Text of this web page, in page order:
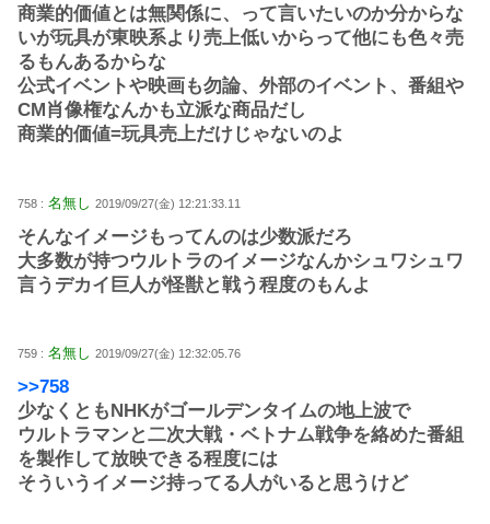
商業的価値とは無関係に、って言いたいのか分からな
いが玩具が東映系より売上低いからって他にも色々売
るもんあるからな
公式イベントや映画も勿論、外部のイベント、番組や
CM肖像権なんかも立派な商品だし
商業的価値=玩具売上だけじゃないのよ
758 : 名無し 2019/09/27(金) 12:21:33.11
そんなイメージもってんのは少数派だろ
大多数が持つウルトラのイメージなんかシュワシュワ
言うデカイ巨人が怪獣と戦う程度のもんよ
759 : 名無し 2019/09/27(金) 12:32:05.76
>>758
少なくともNHKがゴールデンタイムの地上波で
ウルトラマンと二次大戦・ベトナム戦争を絡めた番組
を製作して放映できる程度には
そういうイメージ持ってる人がいると思うけど